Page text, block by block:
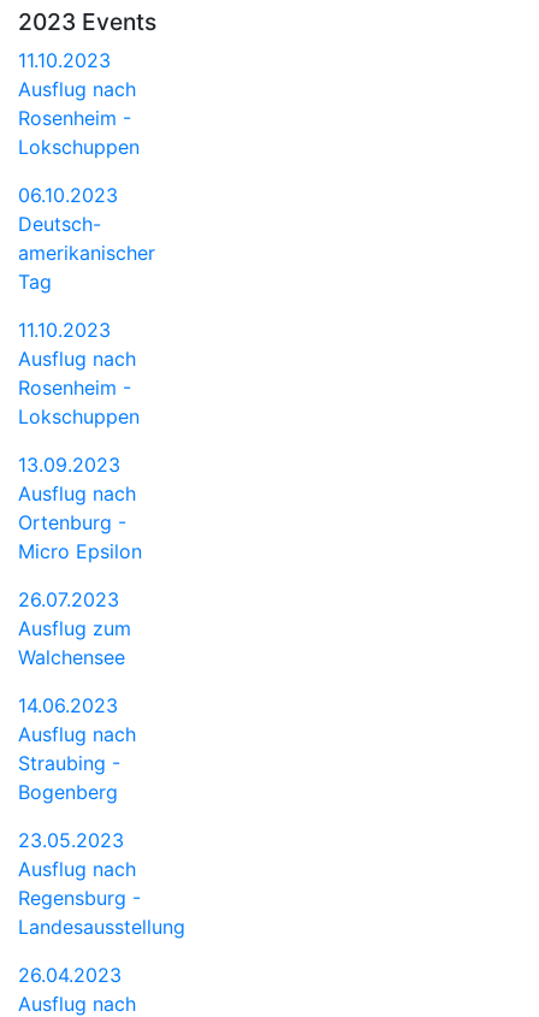
2023 Events
11.10.2023
Ausflug nach
Rosenheim -
Lokschuppen
06.10.2023
Deutsch-
amerikanischer
Tag
11.10.2023
Ausflug nach
Rosenheim -
Lokschuppen
13.09.2023
Ausflug nach
Ortenburg -
Micro Epsilon
26.07.2023
Ausflug zum
Walchensee
14.06.2023
Ausflug nach
Straubing -
Bogenberg
23.05.2023
Ausflug nach
Regensburg -
Landesausstellung
26.04.2023
Ausflug nach